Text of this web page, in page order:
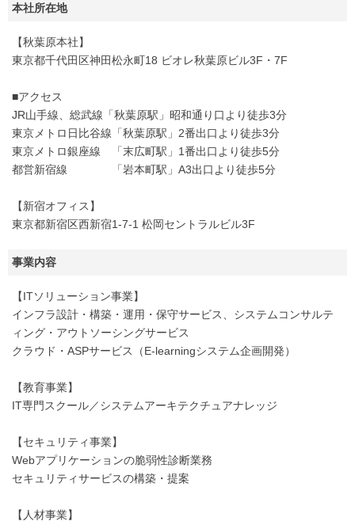
本社所在地
【秋葉原本社】
東京都千代田区神田松永町18 ビオレ秋葉原ビル3F・7F
■アクセス
JR山手線、総武線「秋葉原駅」昭和通り口より徒歩3分
東京メトロ日比谷線「秋葉原駅」2番出口より徒歩3分
東京メトロ銀座線 「末広町駅」1番出口より徒歩5分
都営新宿線 「岩本町駅」A3出口より徒歩5分
【新宿オフィス】
東京都新宿区西新宿1-7-1 松岡セントラルビル3F
事業内容
【ITソリューション事業】
インフラ設計・構築・運用・保守サービス、システムコンサルテ
ィング・アウトソーシングサービス
クラウド・ASPサービス（E-learningシステム企画開発）
【教育事業】
IT専門スクール／システムアーキテクチュアナレッジ
【セキュリティ事業】
Webアプリケーションの脆弱性診断業務
セキュリティサービスの構築・提案
【人材事業】